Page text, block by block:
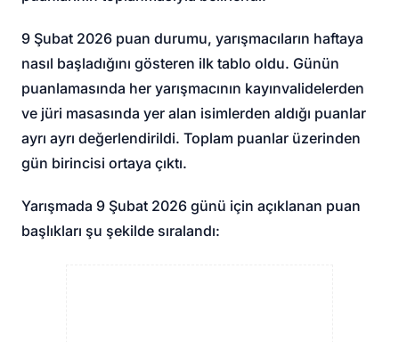
9 Şubat 2026 puan durumu, yarışmacıların haftaya
nasıl başladığını gösteren ilk tablo oldu. Günün
puanlamasında her yarışmacının kayınvalidelerden
ve jüri masasında yer alan isimlerden aldığı puanlar
ayrı ayrı değerlendirildi. Toplam puanlar üzerinden
gün birincisi ortaya çıktı.
Yarışmada 9 Şubat 2026 günü için açıklanan puan
başlıkları şu şekilde sıralandı: